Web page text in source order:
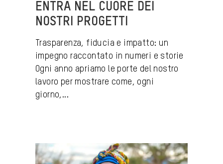
ENTRA NEL CUORE DEI
NOSTRI PROGETTI
Trasparenza, fiducia e impatto: un
impegno raccontato in numeri e storie
Ogni anno apriamo le porte del nostro
lavoro per mostrare come, ogni
giorno,...